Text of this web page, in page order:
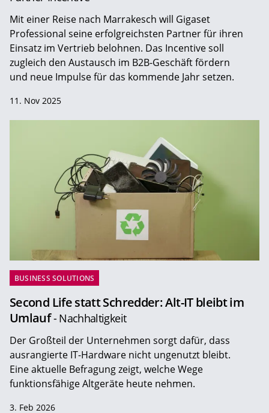
Mit einer Reise nach Marrakesch will Gigaset
Professional seine erfolgreichsten Partner für ihren
Einsatz im Vertrieb belohnen. Das Incentive soll
zugleich den Austausch im B2B-Geschäft fördern
und neue Impulse für das kommende Jahr setzen.
11. Nov 2025
BUSINESS SOLUTIONS
Second Life statt Schredder: Alt-IT bleibt im
Umlauf- Nachhaltigkeit
Der Großteil der Unternehmen sorgt dafür, dass
ausrangierte IT-Hardware nicht ungenutzt bleibt.
Eine aktuelle Befragung zeigt, welche Wege
funktionsfähige Altgeräte heute nehmen.
3. Feb 2026